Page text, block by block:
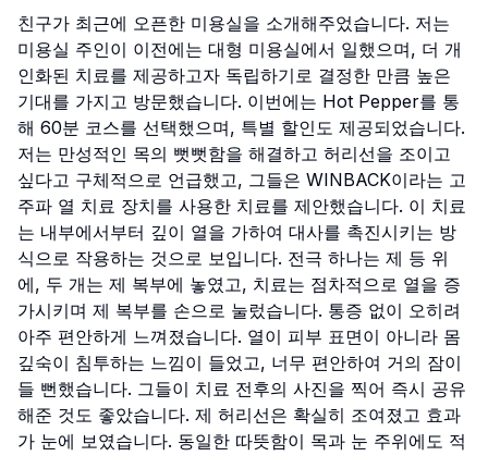
친구가 최근에 오픈한 미용실을 소개해주었습니다. 저는
미용실 주인이 이전에는 대형 미용실에서 일했으며, 더 개
인화된 치료를 제공하고자 독립하기로 결정한 만큼 높은
기대를 가지고 방문했습니다. 이번에는 Hot Pepper를 통
해 60분 코스를 선택했으며, 특별 할인도 제공되었습니다.
저는 만성적인 목의 뻣뻣함을 해결하고 허리선을 조이고
싶다고 구체적으로 언급했고, 그들은 WINBACK이라는 고
주파 열 치료 장치를 사용한 치료를 제안했습니다. 이 치료
는 내부에서부터 깊이 열을 가하여 대사를 촉진시키는 방
식으로 작용하는 것으로 보입니다. 전극 하나는 제 등 위
에, 두 개는 제 복부에 놓였고, 치료는 점차적으로 열을 증
가시키며 제 복부를 손으로 눌렀습니다. 통증 없이 오히려
아주 편안하게 느껴졌습니다. 열이 피부 표면이 아니라 몸
깊숙이 침투하는 느낌이 들었고, 너무 편안하여 거의 잠이
들 뻔했습니다. 그들이 치료 전후의 사진을 찍어 즉시 공유
해준 것도 좋았습니다. 제 허리선은 확실히 조여졌고 효과
가 눈에 보였습니다. 동일한 따뜻함이 목과 눈 주위에도 적